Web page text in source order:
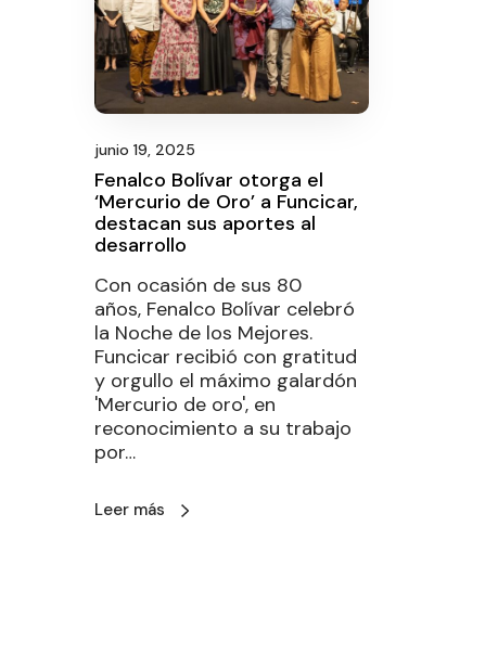
junio 19, 2025
Fenalco Bolívar otorga el
‘Mercurio de Oro’ a Funcicar,
destacan sus aportes al
desarrollo
Con ocasión de sus 80
años, Fenalco Bolívar celebró
la Noche de los Mejores.
Funcicar recibió con gratitud
y orgullo el máximo galardón
'Mercurio de oro', en
reconocimiento a su trabajo
por…
Leer más